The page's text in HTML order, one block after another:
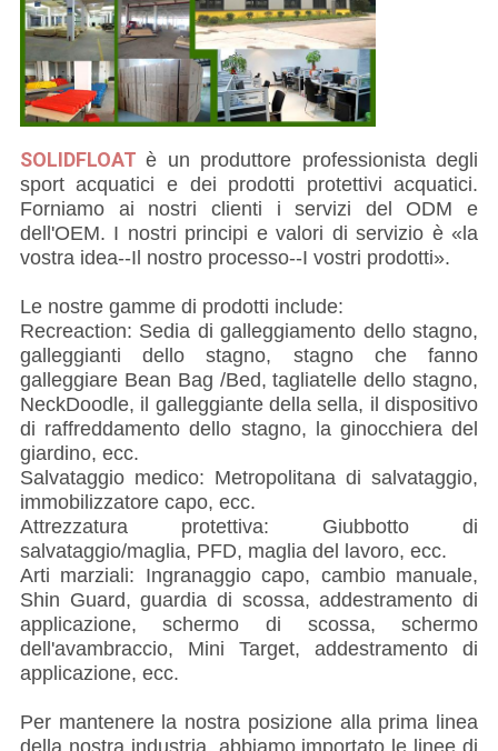
SOLIDFLOATè un produttore professionista degli
sport acquatici e dei prodotti protettivi acquatici.
Forniamo ai nostri clienti i servizi del ODM e
dell'OEM. I nostri principi e valori di servizio è «la
vostra idea--Il nostro processo--I vostri prodotti».
Le nostre gamme di prodotti include:
Recreaction: Sedia di galleggiamento dello stagno,
galleggianti dello stagno, stagno che fanno
galleggiare Bean Bag /Bed, tagliatelle dello stagno,
NeckDoodle, il galleggiante della sella, il dispositivo
di raffreddamento dello stagno, la ginocchiera del
giardino, ecc.
Salvataggio medico: Metropolitana di salvataggio,
immobilizzatore capo, ecc.
Attrezzatura protettiva: Giubbotto di
salvataggio/maglia, PFD, maglia del lavoro, ecc.
Arti marziali: Ingranaggio capo, cambio manuale,
Shin Guard, guardia di scossa, addestramento di
applicazione, schermo di scossa, schermo
dell'avambraccio, Mini Target, addestramento di
applicazione, ecc.
Per mantenere la nostra posizione alla prima linea